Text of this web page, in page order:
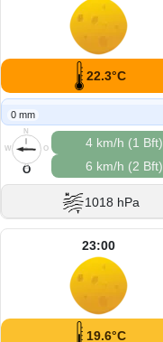
22.3°C
0 mm
N
O
S
W
O
4 km/h (1 Bft)
6 km/h (2 Bft)
1018 hPa
23:00
19.6°C